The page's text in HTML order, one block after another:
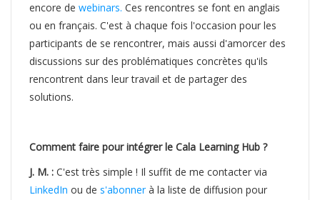
encore de webinars. Ces rencontres se font en anglais
ou en français. C'est à chaque fois l'occasion pour les
participants de se rencontrer, mais aussi d'amorcer des
discussions sur des problématiques concrètes qu'ils
rencontrent dans leur travail et de partager des
solutions.
Comment faire pour intégrer le Cala Learning Hub ?
J. M. : C'est très simple ! Il suffit de me contacter via
LinkedIn ou de s'abonnerà la liste de diffusion pour